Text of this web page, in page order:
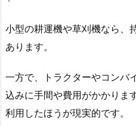
小型の耕運機や草刈機なら、
あります。
一方で、トラクターやコンバ
込みに手間や費用がかかりま
利用したほうが現実的です。